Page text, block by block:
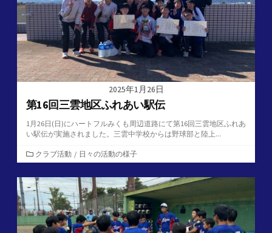
2025年1月26日
第16回三雲地区ふれあい駅伝
1月26日(日)にハートフルみくも周辺道路にて第16回三雲地区ふれあ
い駅伝が実施されました。三雲中学校からは野球部と陸上...
カ
テ
ゴ
リ
ー
クラブ活動 / 日々の活動の様子